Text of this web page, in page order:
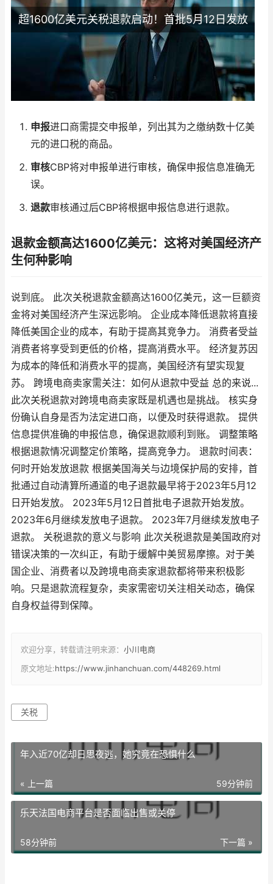
超1600亿美元关税退款启动！首批5月12日发放
申报进口商需提交申报单，列出其为之缴纳数十亿美
元的进口税的商品。
审核CBP将对申报单进行审核，确保申报信息准确无
误。
退款审核通过后CBP将根据申报信息进行退款。
退款金额高达1600亿美元：这将对美国经济产
生何种影响
说到底。 此次关税退款金额高达1600亿美元，这一巨额资
金将对美国经济产生深远影响。 企业成本降低退款将直接
降低美国企业的成本，有助于提高其竞争力。 消费者受益
消费者将享受到更低的价格，提高消费水平。 经济复苏因
为成本的降低和消费水平的提高，美国经济有望实现复
苏。 跨境电商卖家需关注：如何从退款中受益 总的来说...
此次关税退款对跨境电商卖家既是机遇也是挑战。 核实身
份确认自身是否为法定进口商，以便及时获得退款。 提供
信息提供准确的申报信息，确保退款顺利到账。 调整策略
根据退款情况调整定价策略，提高竞争力。 退款时间表：
何时开始发放退款 根据美国海关与边境保护局的安排，首
批通过自动清算所通道的电子退款最早将于2023年5月12
日开始发放。 2023年5月12日首批电子退款开始发放。
2023年6月继续发放电子退款。 2023年7月继续发放电子
退款。 关税退款的意义与影响 此次关税退款是美国政府对
错误决策的一次纠正，有助于缓解中美贸易摩擦。对于美
国企业、消费者以及跨境电商卖家退款都将带来积极影
响。只是退款流程复杂，卖家需密切关注相关动态，确保
自身权益得到保障。
欢迎分享，转载请注明来源： 小川电商
原文地址:https://www.jinhanchuan.com/448269.html
关税
年入近70亿却日思夜逃，她究竟在恐惧什么
« 上一篇 59分钟前
乐天法国电商平台是否面临出售或关停
下一篇 »
58分钟前